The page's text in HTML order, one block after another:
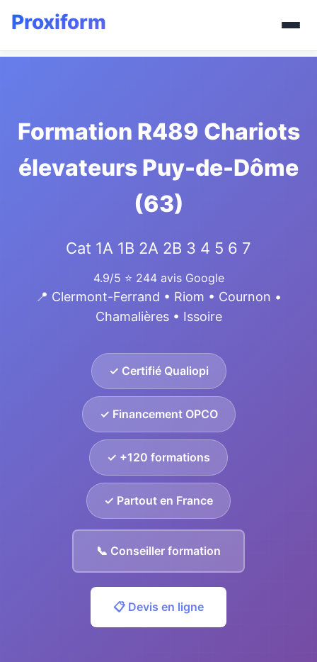
Formation R489 Chariots
élevateurs Puy-de-Dôme
(63)
Cat 1A 1B 2A 2B 3 4 5 6 7
4.9/5 ⭐ 244 avis Google
📍 Clermont-Ferrand • Riom • Cournon •
Chamalières • Issoire
✓ Certifié Qualiopi
✓ Financement OPCO
✓ +120 formations
✓ Partout en France
📞 Conseiller formation
📋 Devis en ligne